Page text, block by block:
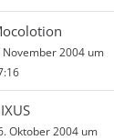
November 2004 um
Oktober 2004 um